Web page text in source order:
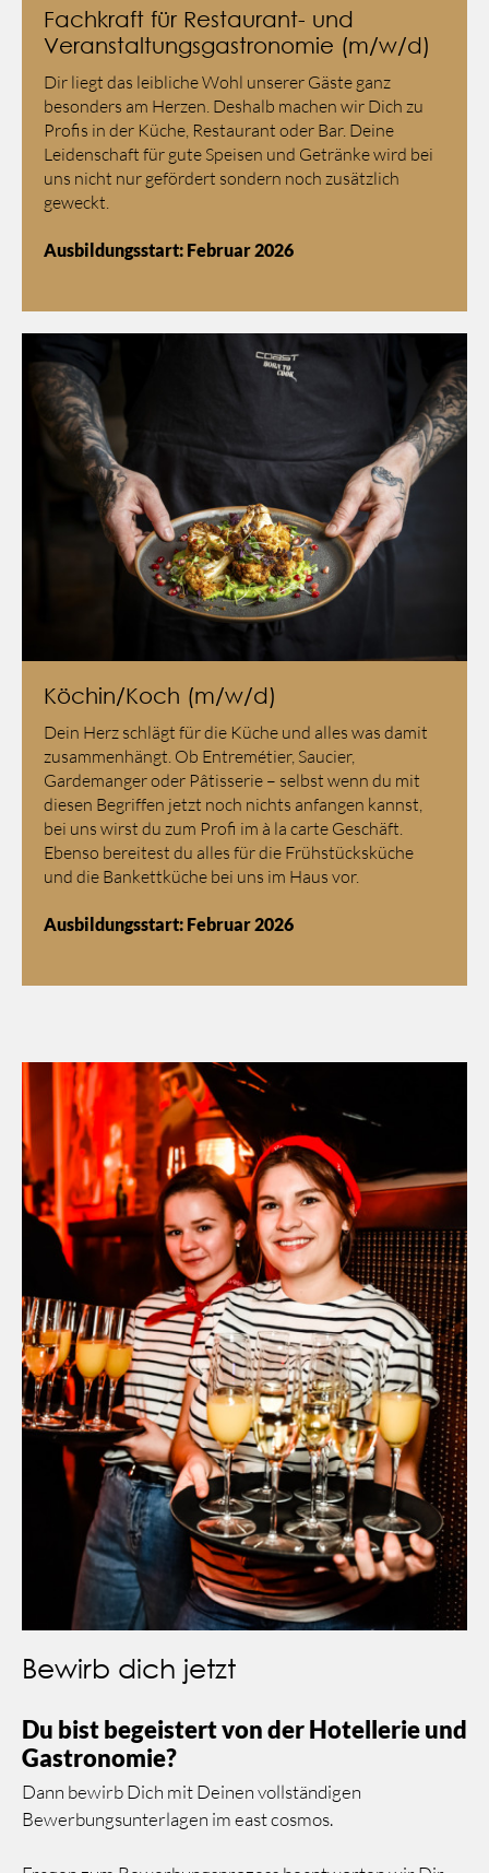
Fachkraft für Restaurant- und
Veranstaltungsgastronomie (m/w/d)
Dir liegt das leibliche Wohl unserer Gäste ganz
besonders am Herzen. Deshalb machen wir Dich zu
Profis in der Küche, Restaurant oder Bar. Deine
Leidenschaft für gute Speisen und Getränke wird bei
uns nicht nur gefördert sondern noch zusätzlich
geweckt.
Ausbildungsstart: Februar 2026
Köchin/Koch (m/w/d)
Dein Herz schlägt für die Küche und alles was damit
zusammenhängt. Ob Entremétier, Saucier,
Gardemanger oder Pâtisserie – selbst wenn du mit
diesen Begriffen jetzt noch nichts anfangen kannst,
bei uns wirst du zum Profi im à la carte Geschäft.
Ebenso bereitest du alles für die Frühstücksküche
und die Bankettküche bei uns im Haus vor.
Ausbildungsstart: Februar 2026
Bewirb dich jetzt
Du bist begeistert von der Hotellerie und
Gastronomie?
Dann bewirb Dich mit Deinen vollständigen
Bewerbungsunterlagen im east cosmos.